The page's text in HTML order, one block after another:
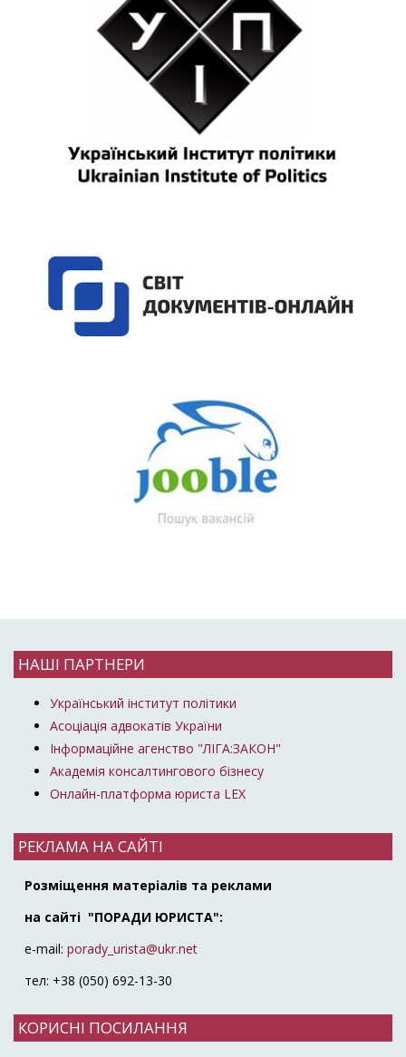
НАШІ ПАРТНЕРИ
Український інститут політики
Асоціація адвокатів України
Інформаційне агенство "ЛІГА:ЗАКОН"
Академія консалтингового бізнесу
Онлайн-платформа юриста LEX
РЕКЛАМА НА САЙТІ
Розміщення матеріалів та реклами
на сайті "ПОРАДИ ЮРИСТА":
e-mail: porady_urista@ukr.net
тел: +38 (050) 692-13-30
КОРИСНІ ПОСИЛАННЯ